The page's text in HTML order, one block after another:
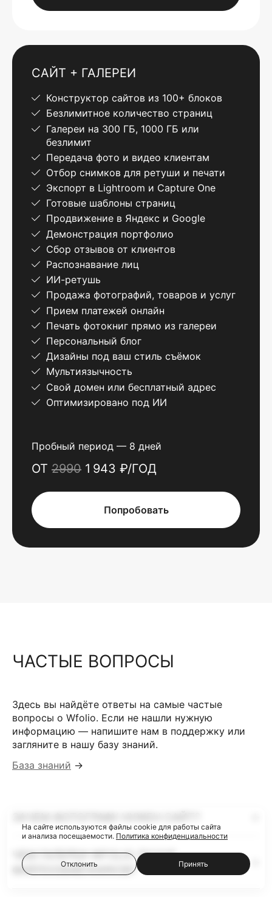
САЙТ + ГАЛЕРЕИ
Конструктор сайтов из 100+ блоков
Безлимитное количество страниц
Галереи на 300 ГБ, 1000 ГБ или
безлимит
Передача фото и видео клиентам
Отбор снимков для ретуши и печати
Экспорт в Lightroom и Capture One
Готовые шаблоны страниц
Продвижение в Яндекс и Google
Демонстрация портфолио
Сбор отзывов от клиентов
Распознавание лиц
ИИ-ретушь
Продажа фотографий, товаров и услуг
Прием платежей онлайн
Печать фотокниг прямо из галереи
Персональный блог
Дизайны под ваш стиль съёмок
Мультиязычность
Свой домен или бесплатный адрес
Оптимизировано под ИИ
Пробный период — 8 дней
ОТ 2990 1 943 ₽/ГОД
Попробовать
ЧАСТЫЕ ВОПРОСЫ
Здесь вы найдёте ответы на самые частые
вопросы о Wfolio. Если не нашли нужную
информацию — напишите нам в поддержку или
загляните в нашу базу знаний.
База знаний →
ЧЕМ ГАЛЕРЕИ WFOLIO ЛУЧШЕ
ФАЙЛООБМЕННИКОВ?
На сайте используются файлы cookie для работы сайта
и анализа посещаемости. Политика конфиденциальности
Отклонить Принять